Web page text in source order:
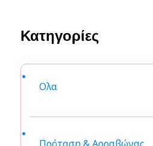
Κατηγορίες
Ολα